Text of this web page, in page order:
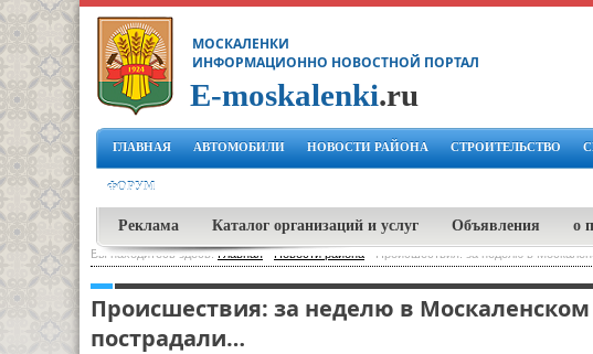
МОСКАЛЕНКИ
ИНФОРМАЦИОННО НОВОСТНОЙ ПОРТАЛ
E-moskalenki.ru
ГЛАВНАЯ АВТОМОБИЛИ НОВОСТИ РАЙОНА СТРОИТЕЛЬСТВО
ФОРУМ
Реклама Каталог организаций и услуг Объявления о
Вы находитесь здесь:Главная-Новости района Происшествия: за неделю в
Происшествия: за неделю в
пострадали…